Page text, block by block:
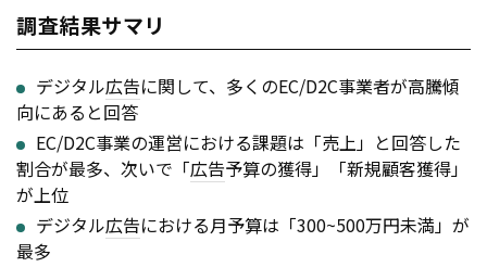
調査結果サマリ
デジタル広告に関して、多くのEC/D2C事業者が高騰傾
向にあると回答
EC/D2C事業の運営における課題は「売上」と回答した
割合が最多、次いで「広告予算の獲得」「新規顧客獲得」
が上位
デジタル広告における月予算は「300~500万円未満」が
最多